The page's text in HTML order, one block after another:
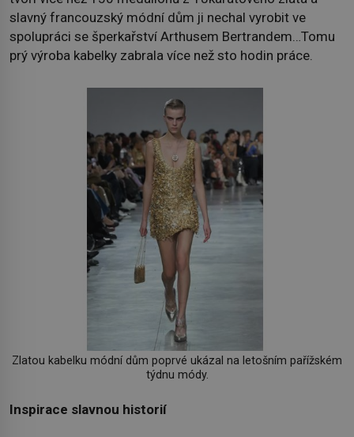
slavný francouzský módní dům ji nechal vyrobit ve
spolupráci se šperkařství Arthusem Bertrandem…Tomu
prý výroba kabelky zabrala více než sto hodin práce.
Zlatou kabelku módní dům poprvé ukázal na letošním pařížském
týdnu módy.
Inspirace slavnou historií